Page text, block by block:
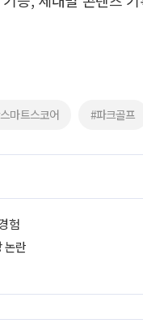
마트스코어 #파크골프
험
논란